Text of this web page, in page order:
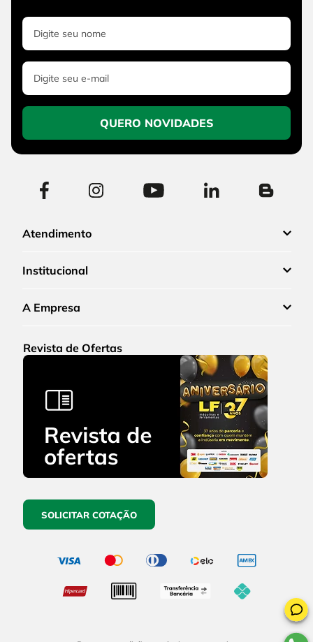
QUERO NOVIDADES
Atendimento
Institucional
A Empresa
Revista de Ofertas
SOLICITAR COTAÇÃO